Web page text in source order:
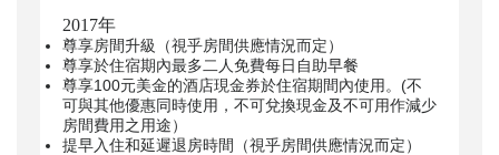
2017年
尊享房間升級（視乎房間供應情況而定）
尊享於住宿期內最多二人免費每日自助早餐
尊享100元美金的酒店現金券於住宿期間內使用。(不
可與其他優惠同時使用，不可兌換現金及不可用作減少
房間費用之 用途）
提早入住和延遲退房時間（視乎房間供應情況而定）